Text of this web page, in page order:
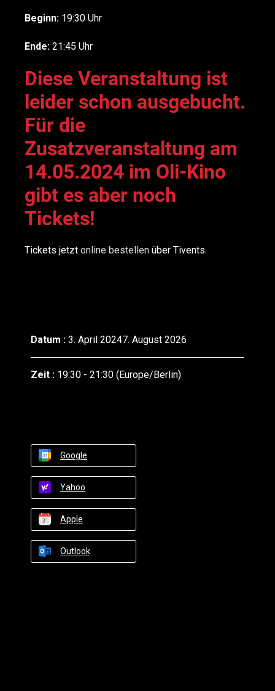
Beginn: 19:30 Uhr
Ende: 21:45 Uhr
Diese Veranstaltung ist
leider schon ausgebucht.
Für die
Zusatzveranstaltung am
14.05.2024 im Oli-Kino
gibt es aber noch
Tickets!
Tickets jetzt online bestellen über Tivents.
Datum : 3. April 20247. August 2026
Zeit : 19:30 - 21:30 (Europe/Berlin)
Google
Yahoo
Apple
Outlook